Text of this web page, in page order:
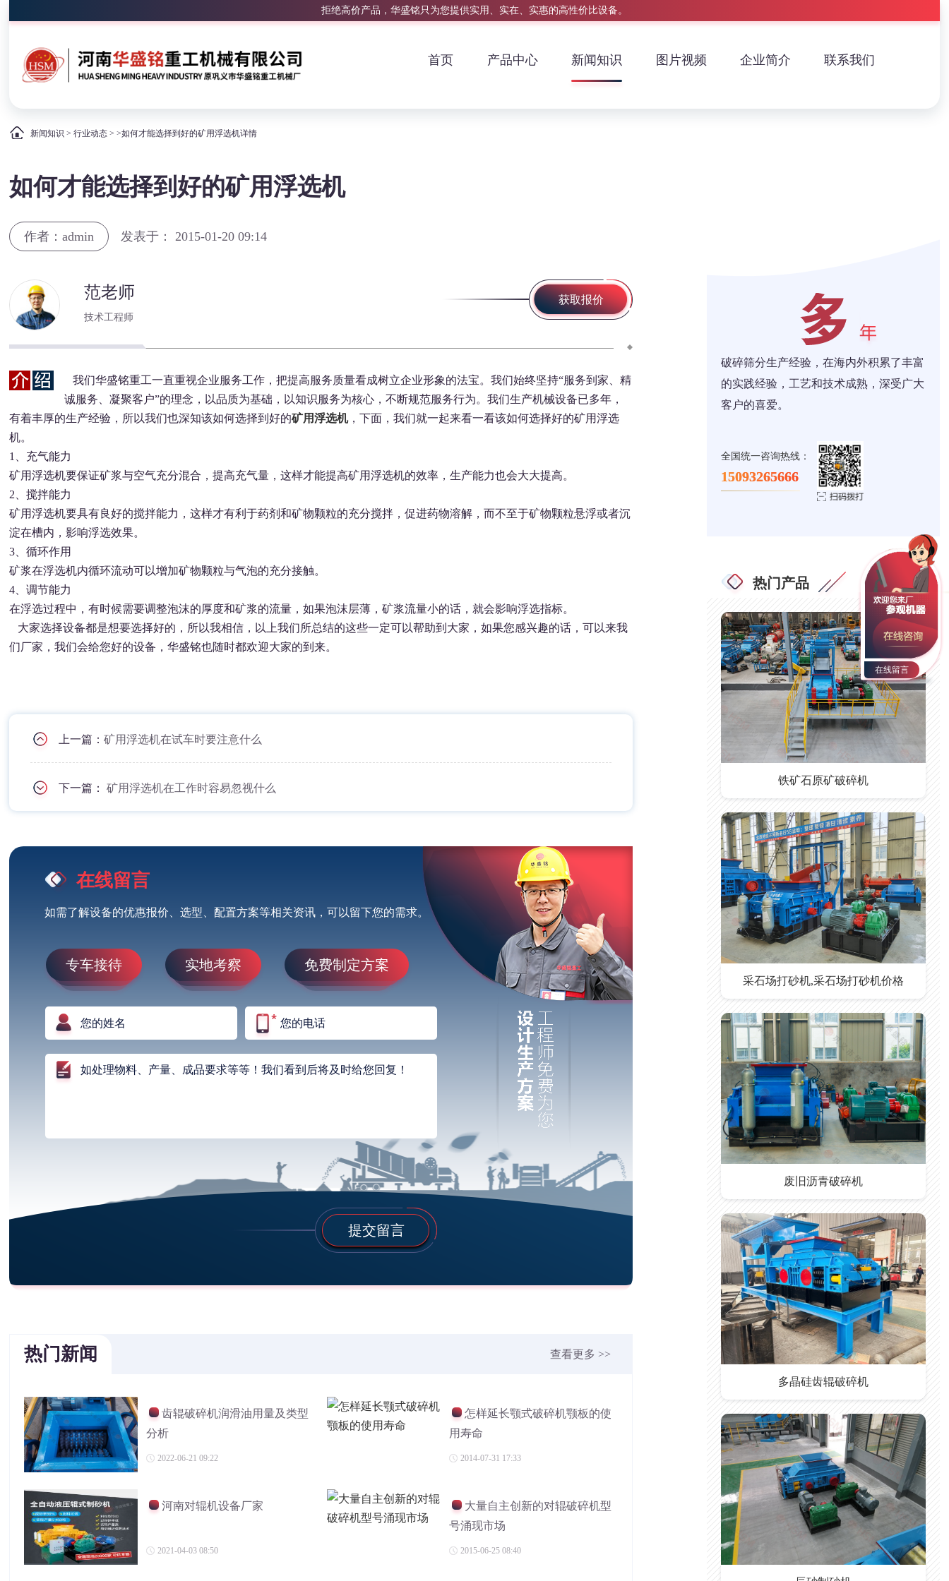
拒绝高价产品，华盛铭只为您提供实用、实在、实惠的高性价比设备。
首页 产品中心 新闻知识 图片视频 企业简介 联系我们
新闻知识 >行业动态 > >如何才能选择到好的矿用浮选机详情
如何才能选择到好的矿用浮选机
作者：admin 发表于： 2015-01-20 09:14
范老师
技术工程师
获取报价
我们华盛铭重工一直重视企业服务工作，把提高服务质量看成树立企业形象的法宝。我们始终坚持“服务到家、精
诚服务、凝聚客户”的理念，以品质为基础，以知识服务为核心，不断规范服务行为。我们生产机械设备已多年，
有着丰厚的生产经验，所以我们也深知该如何选择到好的矿用浮选机，下面，我们就一起来看一看该如何选择好的矿用浮选
机。
1、充气能力
矿用浮选机要保证矿浆与空气充分混合，提高充气量，这样才能提高矿用浮选机的效率，生产能力也会大大提高。
2、搅拌能力
矿用浮选机要具有良好的搅拌能力，这样才有利于药剂和矿物颗粒的充分搅拌，促进药物溶解，而不至于矿物颗粒悬浮或者沉
淀在槽内，影响浮选效果。
3、循环作用
矿浆在浮选机内循环流动可以增加矿物颗粒与气泡的充分接触。
4、调节能力
在浮选过程中，有时候需要调整泡沫的厚度和矿浆的流量，如果泡沫层薄，矿浆流量小的话，就会影响浮选指标。
大家选择设备都是想要选择好的，所以我相信，以上我们所总结的这些一定可以帮助到大家，如果您感兴趣的话，可以来我
们厂家，我们会给您好的设备，华盛铭也随时都欢迎大家的到来。
上一篇：矿用浮选机在试车时要注意什么
下一篇：矿用浮选机在工作时容易忽视什么
在线留言
如需了解设备的优惠报价、选型、配置方案等相关资讯，可以留下您的需求。
专车接待 实地考察 免费制定方案
提交留言
热门新闻 查看更多 >>
齿辊破碎机润滑油用量及类型
分析
2022-06-21 09:22
怎样延长颚式破碎机颚板的使
用寿命
2014-07-31 17:33
河南对辊机设备厂家
2021-04-03 08:50
大量自主创新的对辊破碎机型
号涌现市场
2015-06-25 08:40
破碎筛分生产经验，在海内外积累了丰富
的实践经验，工艺和技术成熟，深受广大
客户的喜爱。
全国统一咨询热线：
15093265666
热门产品
铁矿石原矿破碎机
采石场打砂机,采石场打砂机价格
废旧沥青破碎机
多晶硅齿辊破碎机
在线留言